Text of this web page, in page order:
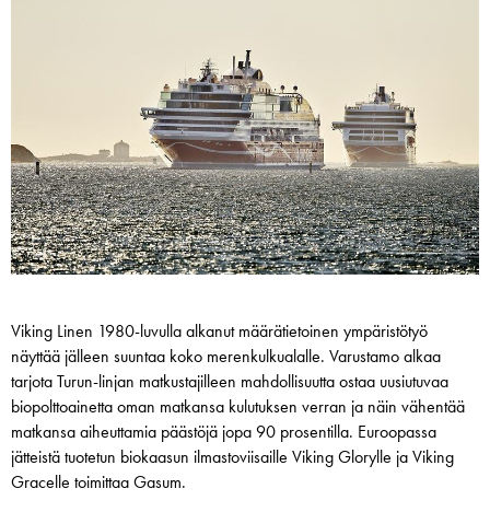
Viking Linen 1980-luvulla alkanut määrätietoinen ympäristötyö
näyttää jälleen suuntaa koko merenkulkualalle. Varustamo alkaa
tarjota Turun-linjan matkustajilleen mahdollisuutta ostaa uusiutuvaa
biopolttoainetta oman matkansa kulutuksen verran ja näin vähentää
matkansa aiheuttamia päästöjä jopa 90 prosentilla. Euroopassa
jätteistä tuotetun biokaasun ilmastoviisaille Viking Glorylle ja Viking
Gracelle toimittaa Gasum.